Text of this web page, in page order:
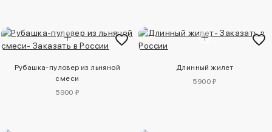
Рубашка-пуловер из льняной
смеси
5900 ₽
Длинный жилет
5900 ₽